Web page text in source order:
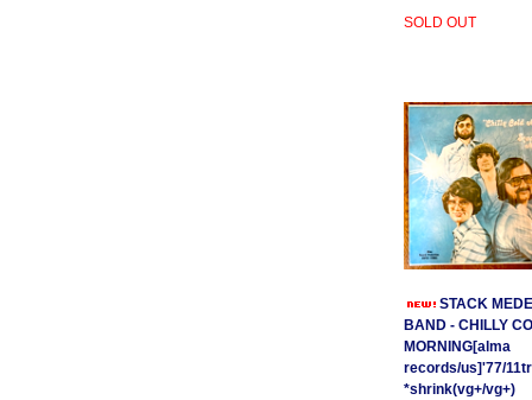
SOLD OUT
STACK
BAND - CHILLY
MORNING[alma
records/us]'77/
*shrink(vg+/vg+)